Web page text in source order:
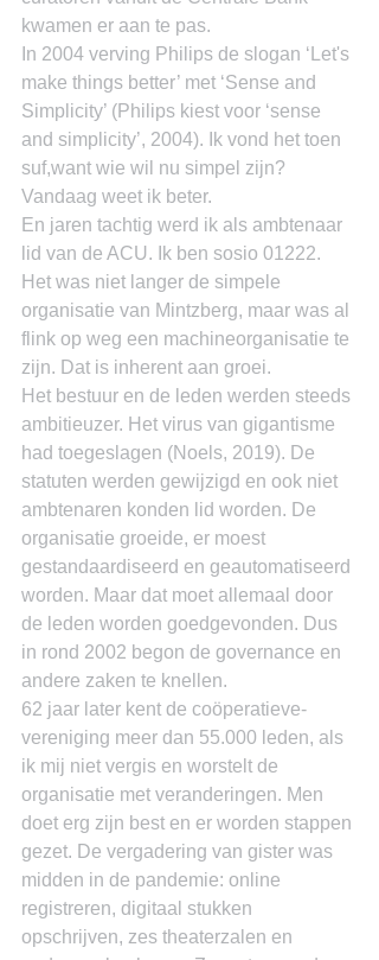
kwamen er aan te pas.
In 2004 verving Philips de slogan ‘Let's
make things better’ met ‘Sense and
Simplicity’ (Philips kiest voor ‘sense
and simplicity’, 2004). Ik vond het toen
suf,want wie wil nu simpel zijn?
Vandaag weet ik beter.
En jaren tachtig werd ik als ambtenaar
lid van de ACU. Ik ben sosio 01222.
Het was niet langer de simpele
organisatie van Mintzberg, maar was al
flink op weg een machineorganisatie te
zijn. Dat is inherent aan groei.
Het bestuur en de leden werden steeds
ambitieuzer. Het virus van gigantisme
had toegeslagen (Noels, 2019). De
statuten werden gewijzigd en ook niet
ambtenaren konden lid worden. De
organisatie groeide, er moest
gestandaardiseerd en geautomatiseerd
worden. Maar dat moet allemaal door
de leden worden goedgevonden. Dus
in rond 2002 begon de governance en
andere zaken te knellen.
62 jaar later kent de coöperatieve-
vereniging meer dan 55.000 leden, als
ik mij niet vergis en worstelt de
organisatie met veranderingen. Men
doet erg zijn best en er worden stappen
gezet. De vergadering van gister was
midden in de pandemie: online
registreren, digitaal stukken
opschrijven, zes theaterzalen en